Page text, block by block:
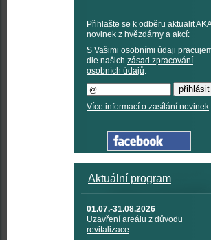
Přihlašte se k odběru aktualit
novinek z hvězdárny a akcí:
S Vašimi osobními údaji
dle našich zásad zpracování
osobních údajů.
Více informací o zasílání novinek
Aktuální program
01.07.-31.08.2026
Uzavření areálu z důvodu
revitalizace